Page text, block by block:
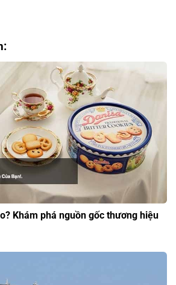
Khám phá nguồn gốc thương hiệu